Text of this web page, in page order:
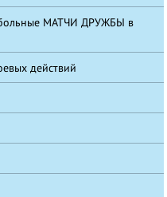
МАТЧИ ДРУЖБЫ в
действий